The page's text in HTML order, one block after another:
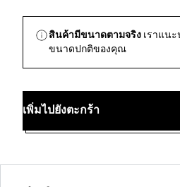
สินค้ามีขนาดตามจริง เราแน
ขนาดปกติของคุณ
เพิ่มไปยังตะกร้า